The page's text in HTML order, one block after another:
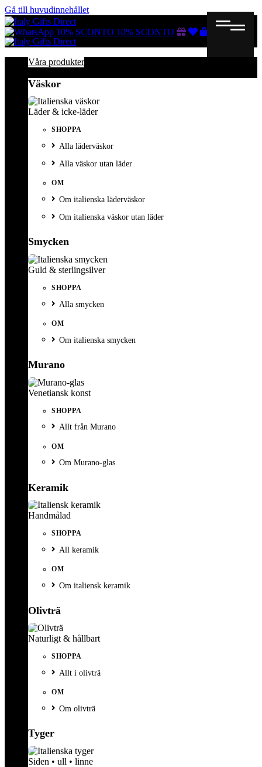
Gå till huvudinnehållet
10% SCONTO 10% SCONTO Gutscheine
Wunschliste
Warenkorb
Våra produkter
Väskor
Läder & icke-läder
SHOPPA
Alla läderväskor
Alla väskor utan läder
OM
Om italienska läderväskor
Om italienska väskor utan läder
Smycken
Guld & sterlingsilver
SHOPPA
Alla smycken
OM
Om italienska smycken
Murano
Venetiansk konst
SHOPPA
Allt från Murano
OM
Om Murano-glas
Keramik
Handmålad
SHOPPA
All keramik
OM
Om italiensk keramik
Olivträ
Naturligt & hållbart
SHOPPA
Allt i olivträ
OM
Om olivträ
Tyger
Siden • ull • linne